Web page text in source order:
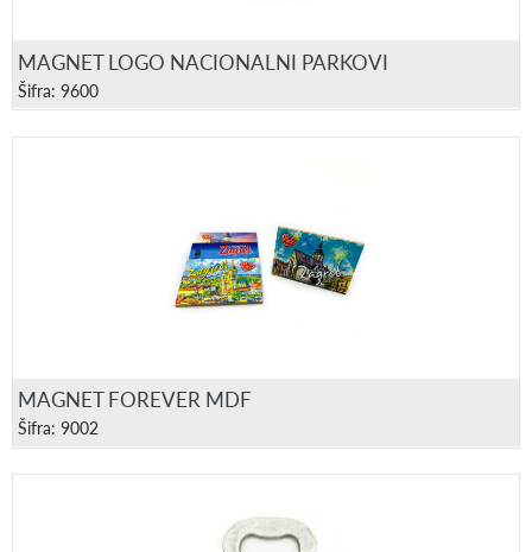
MAGNET LOGO NACIONALNI PARKOVI
Šifra: 9600
MAGNET FOREVER MDF
Šifra: 9002